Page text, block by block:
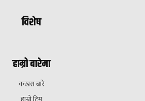
विशेष
हाम्रो बारेमा
कखरा बारे